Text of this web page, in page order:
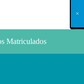
Matriculados
X
×
×
×
×
×
×
×
×
×
×
×
×
×
×
×
×
×
×
×
×
×
×
×
×
×
×
×
×
×
×
×
×
×
×
×
×
×
×
×
×
×
×
×
×
×
×
×
×
×
×
×
×
×
×
×
×
×
×
×
×
×
×
×
×
×
×
×
×
×
×
×
×
×
×
×
×
×
×
×
×
×
×
×
×
×
×
×
×
×
×
×
×
×
×
×
×
×
×
×
×
×
×
×
×
×
×
×
×
×
×
×
×
×
×
×
×
×
×
×
×
×
×
×
×
×
×
×
×
×
×
×
×
×
×
×
×
×
×
×
×
×
×
×
×
×
×
×
×
×
×
×
×
×
×
×
×
×
×
×
×
×
×
×
×
×
×
×
×
×
×
×
×
×
×
×
×
×
×
×
×
×
×
×
×
×
×
×
×
×
×
×
×
×
×
×
×
×
×
×
×
×
×
×
×
×
×
×
×
×
×
×
×
×
×
×
×